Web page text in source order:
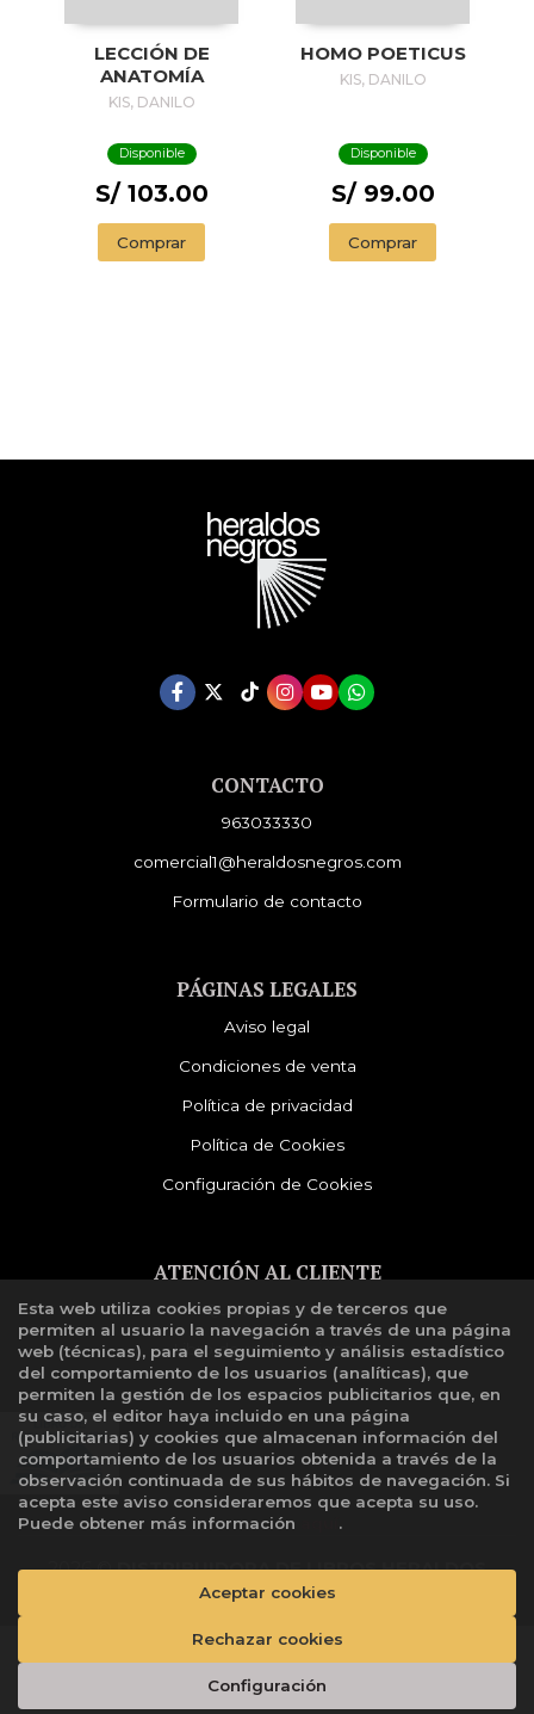
Añadir a mi cesta
LECCIÓN DE
ANATOMÍA
KIS, DANILO
Disponible
S/ 103.00
Comprar
HOMO POETICUS
KIS, DANILO
Disponible
S/ 99.00
Comprar
CONTACTO
963033330
comercial1@heraldosnegros.com
Formulario de contacto
PÁGINAS LEGALES
Aviso legal
Condiciones de venta
Política de privacidad
Política de Cookies
Configuración de Cookies
ATENCIÓN AL CLIENTE
Quiénes somos
Libro de reclamaciones
2026 ©DISTRIBUIDORA DE LIBROS HERALDOS
. Todos los Derechos Reservados |
Esta web utiliza cookies propias y de terceros que
permiten al usuario la navegación a través de una página
web (técnicas), para el seguimiento y análisis estadístico
del comportamiento de los usuarios (analíticas), que
permiten la gestión de los espacios publicitarios que, en
su caso, el editor haya incluido en una página
(publicitarias) y cookies que almacenan información del
comportamiento de los usuarios obtenida a través de la
observación continuada de sus hábitos de navegación. Si
acepta este aviso consideraremos que acepta su uso.
Puede obtener más información
.
Configuración
Rechazar cookies
Aceptar cookies